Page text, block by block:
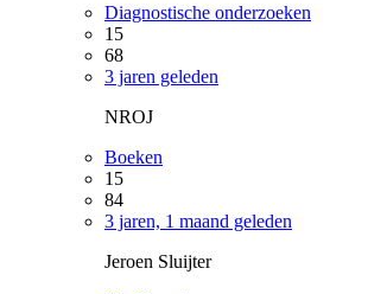
Diagnostische onderzoeken
15
68
3 jaren geleden
NROJ
Boeken
15
84
3 jaren, 1 maand geleden
Jeroen Sluijter